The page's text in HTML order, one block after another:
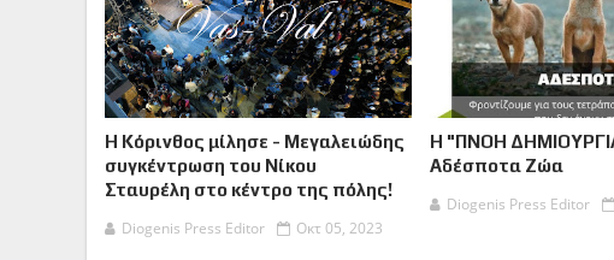
Η Κόρινθος μίλησε - Μεγαλειώδης
συγκέντρωση του Νίκου
Σταυρέλη στο κέντρο της πόλης!
Diogenis Press Editor
Οκτ 05, 2023
Η "ΠΝΟΗ
Αδέσποτα Ζώα
Diogenis Press Editor